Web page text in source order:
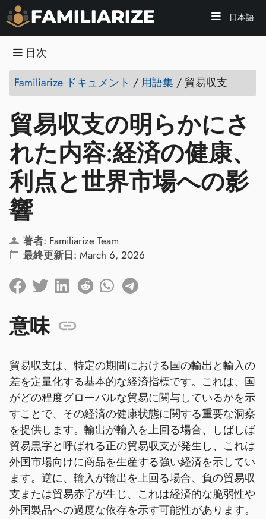
日本語
目次
Familiarize ドキュメント / 用語集 / 貿易収支
貿易収支の明らかにさ
れた内容:経済の健康、
利点と世界市場への影
響
著者: Familiarize Team
最終更新日: March 6, 2026
意味
貿易収支は、特定の期間における国の輸出と輸入の
差を定量化する基本的な経済指標です。これは、国
がどの程度グローバルな貿易に関与しているかを示
すことで、その経済の健康状態に関する重要な洞察
を提供します。輸出が輸入を上回る場合、しばしば
貿易黒字と呼ばれる正の貿易収支が発生し、これは
外国市場向けに商品を生産する強い経済を示してい
ます。逆に、輸入が輸出を上回る場合、負の貿易収
支または貿易赤字が生じ、これは経済的な脆弱性や
外国製品への過度な依存を示す可能性があります。